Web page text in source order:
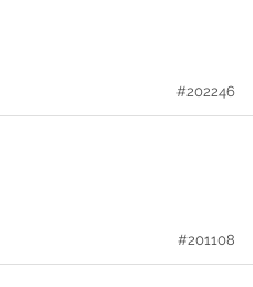
#202246
#201108